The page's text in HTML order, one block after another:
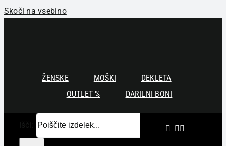
Skoči na vsebino
ŽENSKE MOŠKI
DEKLETA
OUTLET %
DARILNI BONI
Išči: